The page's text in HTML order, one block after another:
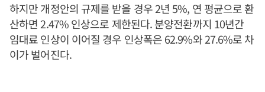
하지만 개정안의 규제를 받을 경우 2년 5%, 연 평균으로 환
산하면 2.47% 인상으로 제한된다. 분양전환까지 10년간
임대료 인상이 이어질 경우 인상폭은 62.9%와 27.6%로 차
이가 벌어진다.